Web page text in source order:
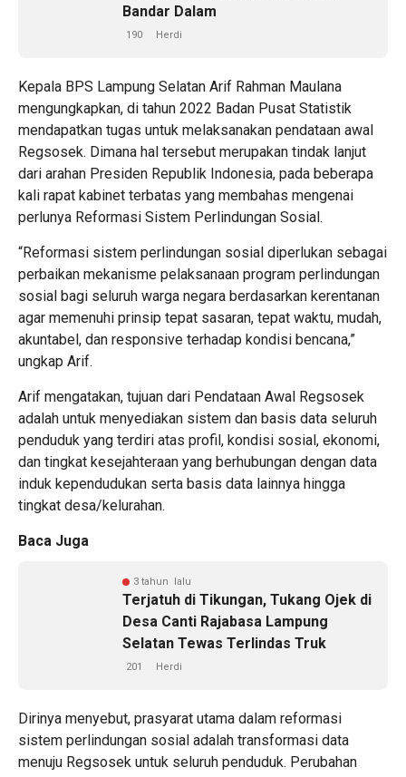
Bandar Dalam
190 Herdi
Kepala BPS Lampung Selatan Arif Rahman Maulana
mengungkapkan, di tahun 2022 Badan Pusat Statistik
mendapatkan tugas untuk melaksanakan pendataan awal
Regsosek. Dimana hal tersebut merupakan tindak lanjut
dari arahan Presiden Republik Indonesia, pada beberapa
kali rapat kabinet terbatas yang membahas mengenai
perlunya Reformasi Sistem Perlindungan Sosial.
“Reformasi sistem perlindungan sosial diperlukan sebagai
perbaikan mekanisme pelaksanaan program perlindungan
sosial bagi seluruh warga negara berdasarkan kerentanan
agar memenuhi prinsip tepat sasaran, tepat waktu, mudah,
akuntabel, dan responsive terhadap kondisi bencana,”
ungkap Arif.
Arif mengatakan, tujuan dari Pendataan Awal Regsosek
adalah untuk menyediakan sistem dan basis data seluruh
penduduk yang terdiri atas profil, kondisi sosial, ekonomi,
dan tingkat kesejahteraan yang berhubungan dengan data
induk kependudukan serta basis data lainnya hingga
tingkat desa/kelurahan.
Baca Juga
3 tahun lalu
Terjatuh di Tikungan, Tukang Ojek di
Desa Canti Rajabasa Lampung
Selatan Tewas Terlindas Truk
201 Herdi
Dirinya menyebut, prasyarat utama dalam reformasi
sistem perlindungan sosial adalah transformasi data
menuju Regsosek untuk seluruh penduduk. Perubahan